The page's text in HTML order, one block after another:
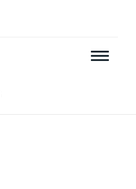
Toggle